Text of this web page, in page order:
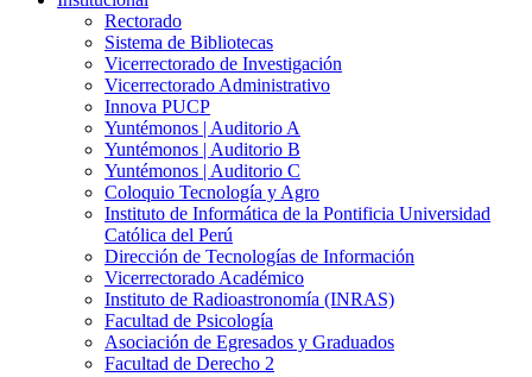
Rectorado
Sistema de Bibliotecas
Vicerrectorado de Investigación
Vicerrectorado Administrativo
Innova PUCP
Yuntémonos | Auditorio A
Yuntémonos | Auditorio B
Yuntémonos | Auditorio C
Coloquio Tecnología y Agro
Instituto de Informática de la Pontificia Universidad
Católica del Perú
Dirección de Tecnologías de Información
Vicerrectorado Académico
Instituto de Radioastronomía (INRAS)
Facultad de Psicología
Asociación de Egresados y Graduados
Facultad de Derecho 2